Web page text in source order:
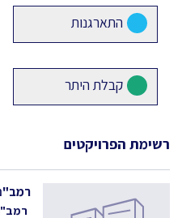
התארגנות
קבלת היתר
רשימת הפרויקטים
רמב"ם
רמב"ם